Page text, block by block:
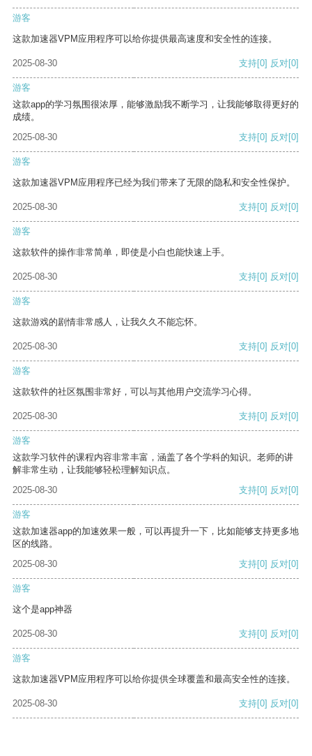
游客
这款加速器VPM应用程序可以给你提供最高速度和安全性的连接。
2025-08-30 支持[0] 反对[0]
游客
这款app的学习氛围很浓厚，能够激励我不断学习，让我能够取得更好的
成绩。
2025-08-30
支持[0] 反对[0]
游客
这款加速器VPM应用程序已经为我们带来了无限的隐私和安全性保护。
2025-08-30 支持[0] 反对[0]
游客
这款软件的操作非常简单，即使是小白也能快速上手。
2025-08-30 支持[0] 反对[0]
游客
这款游戏的剧情非常感人，让我久久不能忘怀。
2025-08-30 支持[0] 反对[0]
游客
这款软件的社区氛围非常好，可以与其他用户交流学习心得。
2025-08-30 支持[0] 反对[0]
游客
这款学习软件的课程内容非常丰富，涵盖了各个学科的知识。老师的讲
解非常生动，让我能够轻松理解知识点。
2025-08-30
支持[0] 反对[0]
游客
这款加速器app的加速效果一般，可以再提升一下，比如能够支持更多地
区的线路。
2025-08-30
支持[0] 反对[0]
游客
这个是app神器
2025-08-30 支持[0] 反对[0]
游客
这款加速器VPM应用程序可以给你提供全球覆盖和最高安全性的连接。
2025-08-30 支持[0] 反对[0]